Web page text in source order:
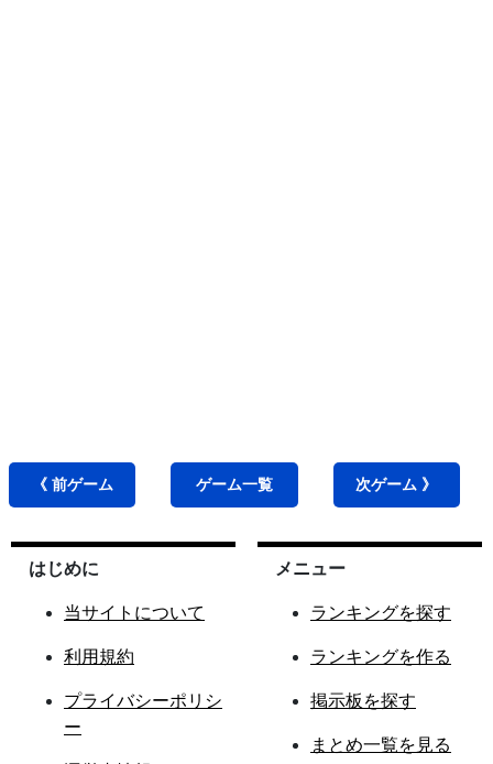
《 前ゲーム ゲーム一覧 次ゲーム 》
はじめに
当サイトについて
利用規約
プライバシーポリシ
ー
メニュー
ランキングを探す
ランキングを作る
掲示板を探す
まとめ一覧を見る